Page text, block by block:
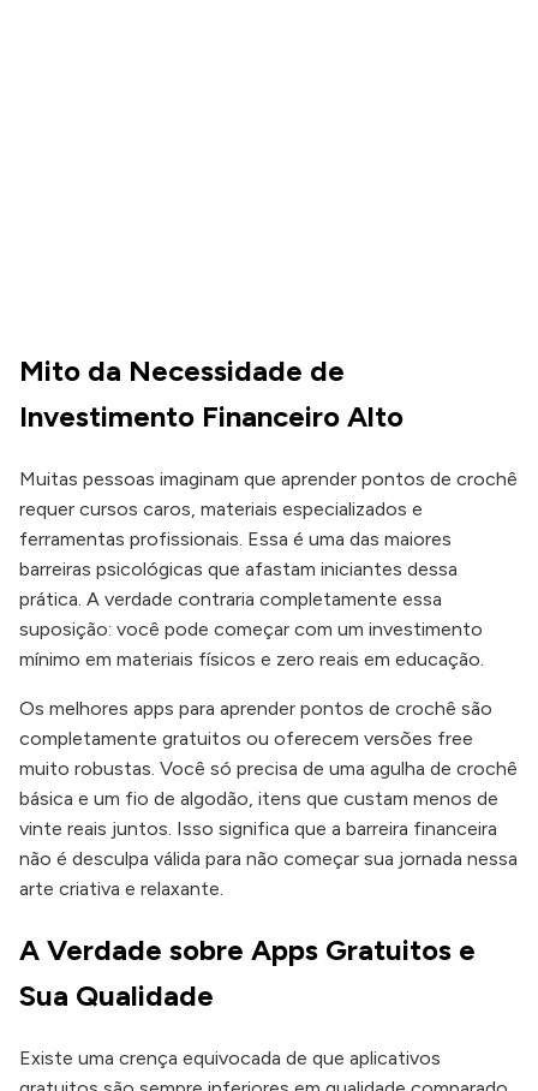
Mito da Necessidade de
Investimento Financeiro Alto
Muitas pessoas imaginam que aprender pontos de crochê
requer cursos caros, materiais especializados e
ferramentas profissionais. Essa é uma das maiores
barreiras psicológicas que afastam iniciantes dessa
prática. A verdade contraria completamente essa
suposição: você pode começar com um investimento
mínimo em materiais físicos e zero reais em educação.
Os melhores apps para aprender pontos de crochê são
completamente gratuitos ou oferecem versões free
muito robustas. Você só precisa de uma agulha de crochê
básica e um fio de algodão, itens que custam menos de
vinte reais juntos. Isso significa que a barreira financeira
não é desculpa válida para não começar sua jornada nessa
arte criativa e relaxante.
A Verdade sobre Apps Gratuitos e
Sua Qualidade
Existe uma crença equivocada de que aplicativos